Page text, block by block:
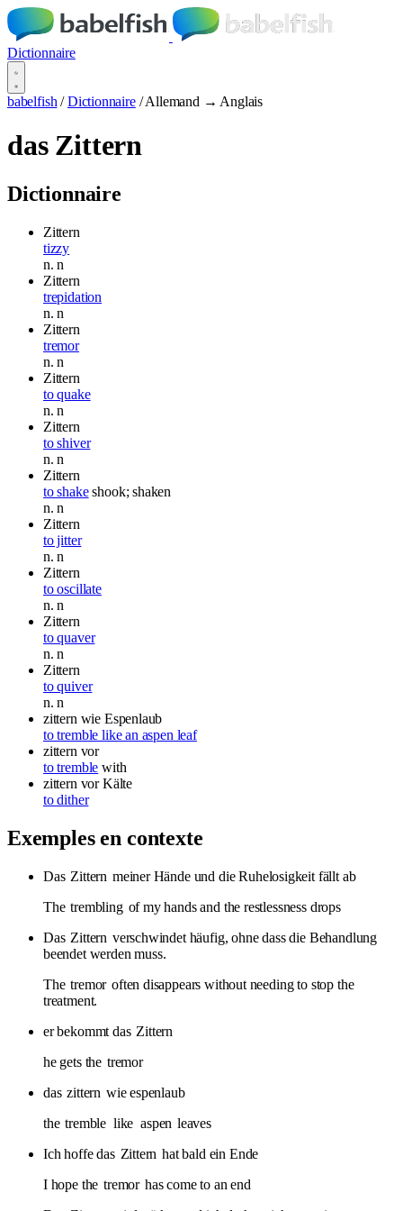
Dictionnaire
babelfish / Dictionnaire / Allemand → Anglais
das Zittern
Dictionnaire
Zittern
tizzy
n.n
Zittern
trepidation
n.n
Zittern
tremor
n.n
Zittern
to quake
n.n
Zittern
to shiver
n.n
Zittern
to shake shook; shaken
n.n
Zittern
to jitter
n.n
Zittern
to oscillate
n.n
Zittern
to quaver
n.n
Zittern
to quiver
n.n
zittern wie Espenlaub
to tremble like an aspen leaf
zittern vor
to tremble with
zittern vor Kälte
to dither
Exemples en contexte
Das Zittern meiner Hände und die Ruhelosigkeit fällt ab
The trembling of my hands and the restlessness drops
Das Zittern verschwindet häufig, ohne dass die Behandlung
beendet werden muss.
The tremor often disappears without needing to stop the
treatment.
er bekommt das Zittern
he gets the tremor
das zittern wie espenlaub
the tremble like aspen leaves
Ich hoffe das Zittern hat bald ein Ende
I hope the tremor has come to an end